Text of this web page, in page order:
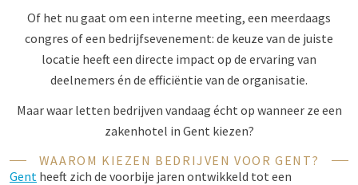
Of het nu gaat om een interne meeting, een meerdaags
congres of een bedrijfsevenement: de keuze van de juiste
locatie heeft een directe impact op de ervaring van
deelnemers én de efficiëntie van de organisatie.
Maar waar letten bedrijven vandaag écht op wanneer ze een
zakenhotel in Gent kiezen?
WAAROM KIEZEN BEDRIJVEN VOOR GENT?
Gent heeft zich de voorbije jaren ontwikkeld tot een